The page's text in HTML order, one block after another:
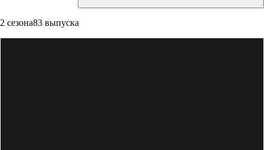
2 сезона83 выпуска